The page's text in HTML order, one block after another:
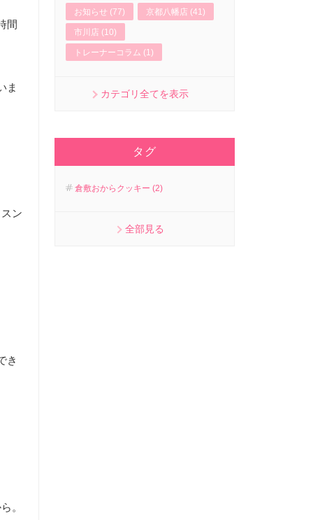
間
ま
ン
き
。
お知らせ (77) 京都八幡店 (41)
市川店 (10)
トレーナーコラム (1)
カテゴリ全てを表示
タグ
倉敷おからクッキー (2)
全部見る